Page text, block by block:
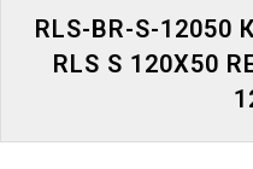
RLS-BR-S-
RLS S 120X50